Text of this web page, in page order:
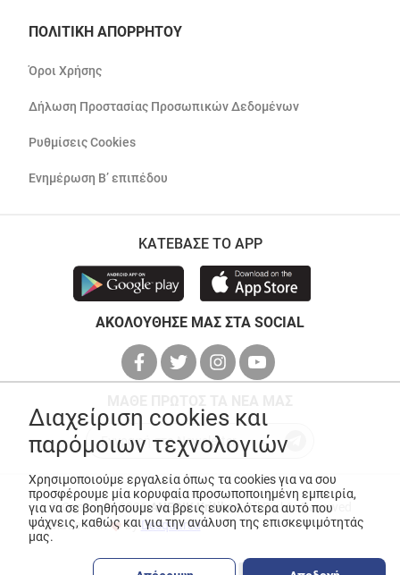
ΠΟΛΙΤΙΚΗ ΑΠΟΡΡΗΤΟΥ
Όροι Χρήσης
Δήλωση Προστασίας Προσωπικών Δεδομένων
Ρυθμίσεις Cookies
Ενημέρωση Β’ επιπέδου
ΚΑΤΕΒΑΣΕ ΤΟ APP
ΑΚΟΛΟΥΘΗΣΕ ΜΑΣ ΣΤΑ SOCIAL
© Copyright 2026ANEDIK Kritikos. All Rights Reserved
Made with
byDesquared
Διαχείριση cookies και
παρόμοιων τεχνολογιών
Χρησιμοποιούμε εργαλεία όπως τα cookies για να σου
προσφέρουμε μία κορυφαία προσωποποιημένη εμπειρία,
για να σε βοηθήσουμε να βρεις ευκολότερα αυτό που
ψάχνεις, καθώς και για την ανάλυση της επισκεψιμότητάς
μας.